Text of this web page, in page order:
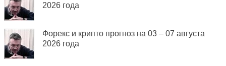
2026 года
Форекс и крипто прогноз на 03 – 07 августа
2026 года